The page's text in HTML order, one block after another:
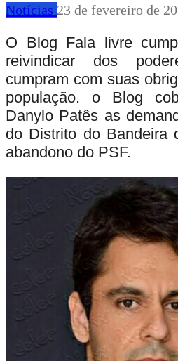
Notícias 23 de fevereiro de
O Blog Fala livre
reivindicar dos
cumpram com suas
população. o Blog
Danylo Patês as
do Distrito do Bandeira
abandono do PSF.